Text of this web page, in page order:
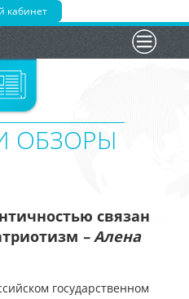
кабинет
ОБЗОРЫ
связан
– Алена
государственном